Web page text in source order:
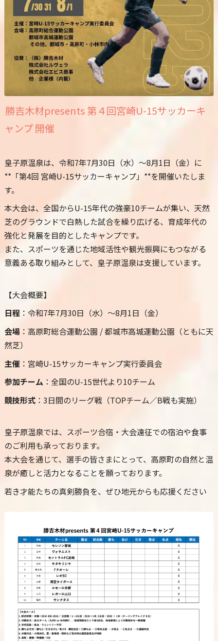
勝吉木材presents 第４回宮崎U-15サッカーキ
ャンプ開催
皇子原温泉は、令和7年7月30日（水）〜8月1日（金）に
**「第4回 宮崎U-15サッカーキャンプ」**を開催いたしま
す。
本大会は、全国からU-15年代の強豪10チームが集い、天然
芝のグラウンドで白熱した試合を繰り広げる、育成年代の
強化と発展を目的としたキャンプです。
また、スポーツを通じた地域活性や観光振興にもつながる
意義ある取り組みとして、皇子原温泉は支援しています。
【大会概要】
日程：令和7年7月30日（水）〜8月1日（金）
会場：高原町総合運動公園 / 都城市高城運動公園（ともに天
然芝）
主催：宮崎U-15サッカーキャンプ実行委員会
参加チーム ：全国のU-15世代より10チーム
競技形式：3日間のリーグ戦（TOPチーム／B戦も実施）
皇子原温泉では、スポーツ合宿・大会遠征での宿泊や食事
のご利用も承っております。
本大会を通じて、選手の皆さまにとって、高原町の自然と温
泉が癒しと活力となることを願っております。
若き才能たちの真剣勝負を、ぜひ地元からも応援ください